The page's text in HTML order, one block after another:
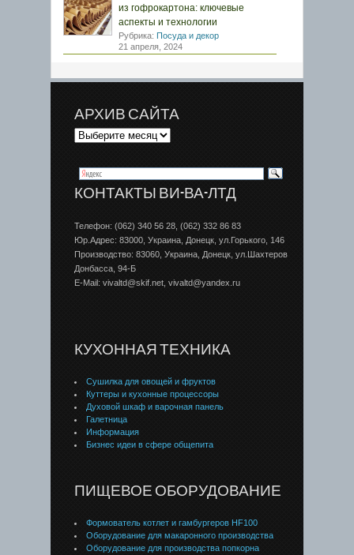
из гофрокартона: ключевые
аспекты и технологии
Рубрика: Посуда и декор
21 апреля, 2024
АРХИВ САЙТА
КОНТАКТЫ ВИ-ВА-ЛТД
Телефон: (062) 340 56 28, (062) 332 86 83
Юр.Адрес: 83000, Украина, Донецк, ул.Горького, 146
Производство: 83060, Украина, Донецк, ул.Шахтеров
Донбаcса, 94-Б
E-Mail: vivaltd@skif.net, vivaltd@yandex.ru
КУХОННАЯ ТЕХНИКА
Сушилка для овощей и фруктов
Куттеры и кухонные процессоры
Духовой шкаф и варочная панель
Галетница
Информация
Бизнес идеи в сфере общепита
ПИЩЕВОЕ ОБОРУДОВАНИЕ
Формователь котлет и гамбургеров HF100
Оборудование для макаронного производства
Оборудование для производства попкорна